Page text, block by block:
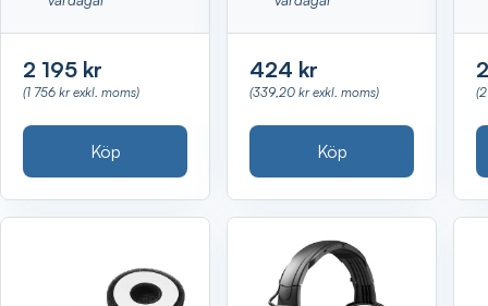
2 195 kr
(1 756 kr exkl. moms)
Köp
424 kr
(339,20 kr exkl. moms)
Köp